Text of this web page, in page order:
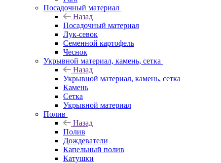
Посадочный материал
Назад
Посадочный материал
Лук-севок
Семенной картофель
Чеснок
Укрывной материал, камень, сетка
Назад
Укрывной материал, камень, сетка
Камень
Сетка
Укрывной материал
Полив
Назад
Полив
Дождеватели
Капельный полив
Катушки